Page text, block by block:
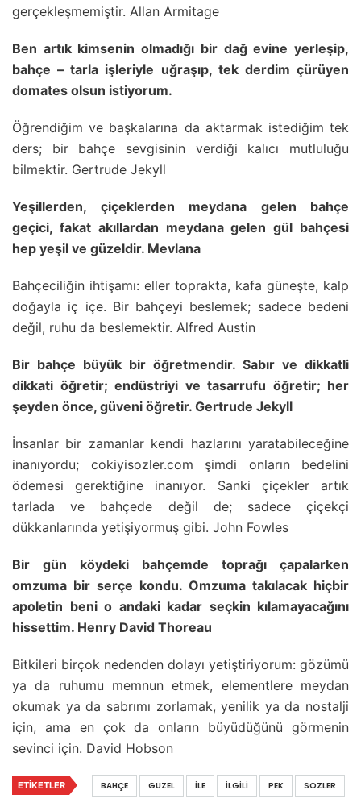
gerçekleşmemiştir. Allan Armitage
Ben artık kimsenin olmadığı bir dağ evine yerleşip,
bahçe – tarla işleriyle uğraşıp, tek derdim çürüyen
domates olsun istiyorum.
Öğrendiğim ve başkalarına da aktarmak istediğim tek
ders; bir bahçe sevgisinin verdiği kalıcı mutluluğu
bilmektir. Gertrude Jekyll
Yeşillerden, çiçeklerden meydana gelen bahçe
geçici, fakat akıllardan meydana gelen gül bahçesi
hep yeşil ve güzeldir. Mevlana
Bahçeciliğin ihtişamı: eller toprakta, kafa güneşte, kalp
doğayla iç içe. Bir bahçeyi beslemek; sadece bedeni
değil, ruhu da beslemektir. Alfred Austin
Bir bahçe büyük bir öğretmendir. Sabır ve dikkatli
dikkati öğretir; endüstriyi ve tasarrufu öğretir; her
şeyden önce, güveni öğretir. Gertrude Jekyll
İnsanlar bir zamanlar kendi hazlarını yaratabileceğine
inanıyordu; cokiyisozler.com şimdi onların bedelini
ödemesi gerektiğine inanıyor. Sanki çiçekler artık
tarlada ve bahçede değil de; sadece çiçekçi
dükkanlarında yetişiyormuş gibi. John Fowles
Bir gün köydeki bahçemde toprağı çapalarken
omzuma bir serçe kondu. Omzuma takılacak hiçbir
apoletin beni o andaki kadar seçkin kılamayacağını
hissettim. Henry David Thoreau
Bitkileri birçok nedenden dolayı yetiştiriyorum: gözümü
ya da ruhumu memnun etmek, elementlere meydan
okumak ya da sabrımı zorlamak, yenilik ya da nostalji
için, ama en çok da onların büyüdüğünü görmenin
sevinci için. David Hobson
ETIKETLER BAHÇE GUZEL İLE İLGILI PEK SOZLER